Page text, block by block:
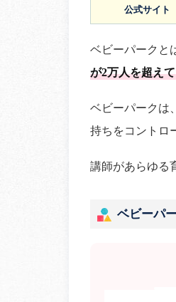
公式サイト
ベビーパークと
が2万人を超え
ベビーパークは
持ちをコントロ
講師があらゆる
ベビーパ